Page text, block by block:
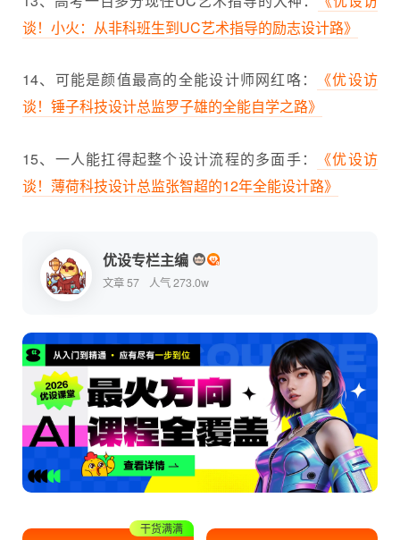
谈！小火：从非科班生到UC艺术指导的励志设计路》
14、可能是颜值最高的全能设计师网红咯：
《优设访
谈！锤子科技设计总监罗子雄的全能自学之路》
15、一人能扛得起整个设计流程的多面手：
《优设访
谈！薄荷科技设计总监张智超的12年全能设计路》
优设专栏主编
文章 57 人气 273.0w
收藏学习